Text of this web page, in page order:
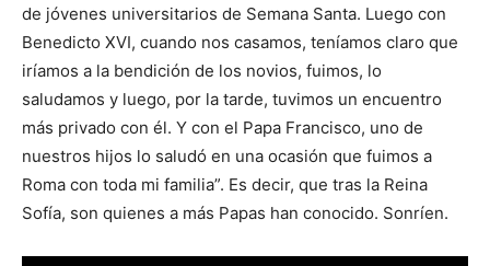
de jóvenes universitarios de Semana Santa. Luego con
Benedicto XVI, cuando nos casamos, teníamos claro que
iríamos a la bendición de los novios, fuimos, lo
saludamos y luego, por la tarde, tuvimos un encuentro
más privado con él. Y con el Papa Francisco, uno de
nuestros hijos lo saludó en una ocasión que fuimos a
Roma con toda mi familia”. Es decir, que tras la Reina
Sofía, son quienes a más Papas han conocido. Sonríen.